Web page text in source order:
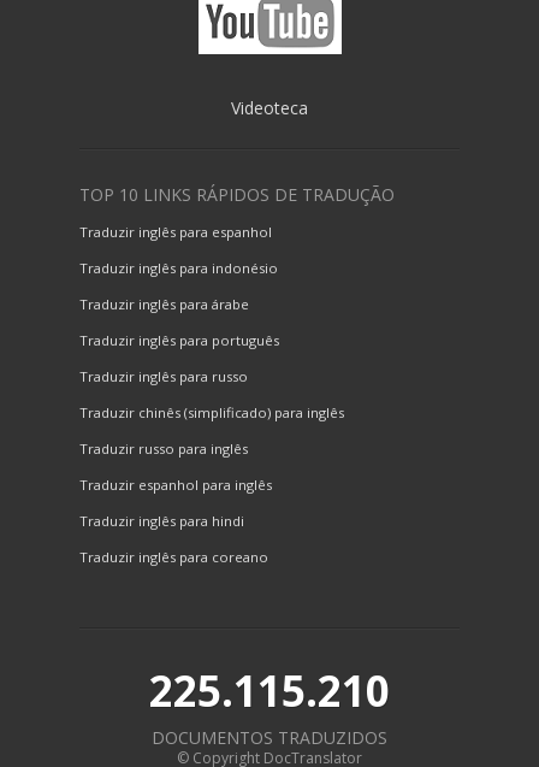
Videoteca
TOP 10 LINKS RÁPIDOS DE TRADUÇÃO
Traduzir inglês para espanhol
Traduzir inglês para indonésio
Traduzir inglês para árabe
Traduzir inglês para português
Traduzir inglês para russo
Traduzir chinês (simplificado) para inglês
Traduzir russo para inglês
Traduzir espanhol para inglês
Traduzir inglês para hindi
Traduzir inglês para coreano
225.115.210
DOCUMENTOS TRADUZIDOS
© Copyright DocTranslator